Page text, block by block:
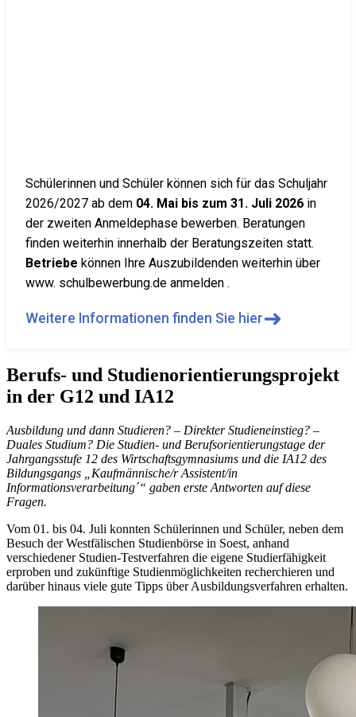
Schülerinnen und Schüler können sich für das Schuljahr
2026/2027 ab dem 04. Mai bis zum 31. Juli 2026 in
der zweiten Anmeldephase bewerben. Beratungen
finden weiterhin innerhalb der Beratungszeiten statt.
Betriebe können Ihre Auszubildenden weiterhin über
www. schulbewerbung.de anmelden .
Weitere Informationen finden Sie hier➜
Berufs- und Studienorientierungsprojekt
in der G12 und IA12
Ausbildung und dann Studieren? – Direkter Studieneinstieg? –
Duales Studium? Die Studien- und Berufsorientierungstage der
Jahrgangsstufe 12 des Wirtschaftsgymnasiums und die IA12 des
Bildungsgangs „Kaufmännische/r Assistent/in
Informationsverarbeitung´“ gaben erste Antworten auf diese
Fragen.
Vom 01. bis 04. Juli konnten Schülerinnen und Schüler, neben dem
Besuch der Westfälischen Studienbörse in Soest, anhand
verschiedener Studien-Testverfahren die eigene Studierfähigkeit
erproben und zukünftige Studienmöglichkeiten recherchieren und
darüber hinaus viele gute Tipps über Ausbildungsverfahren erhalten.